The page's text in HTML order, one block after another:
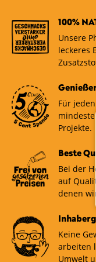
auf Geruch und
Gewürze noch
Zitronenschale
harmoniert gut mit
Piment. Mit einer
100%
Unsere
leckeres
Für
Projekte.
Beste
Bei der
auf
denen
Keine
arbeiten
Umwelt